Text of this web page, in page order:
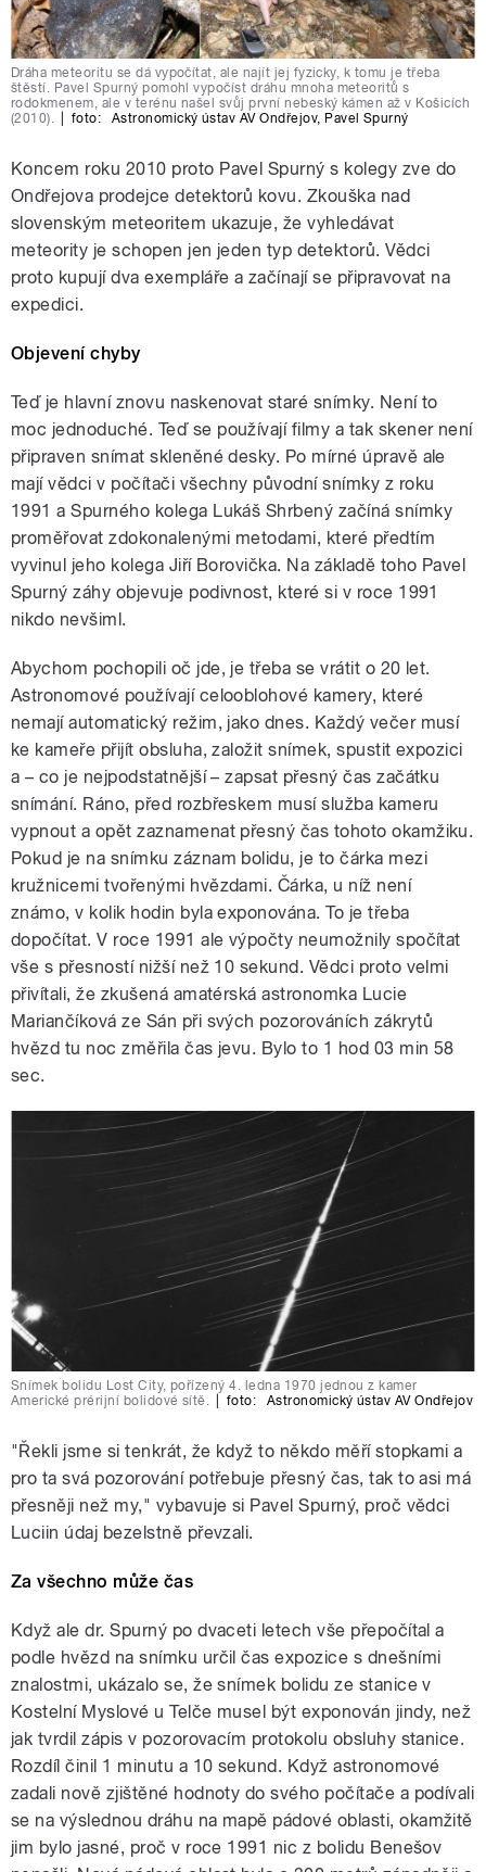
Dráha meteoritu se dá vypočítat, ale najít jej fyzicky, k tomu je třeba
štěstí. Pavel Spurný pomohl vypočíst dráhu mnoha meteoritů s
rodokmenem, ale v terénu našel svůj první nebeský kámen až v Košicích
(2010).
foto: Astronomický ústav AV Ondřejov,Pavel Spurný
Koncem roku 2010 proto Pavel Spurný s kolegy zve do
Ondřejova prodejce detektorů kovu. Zkouška nad
slovenským meteoritem ukazuje, že vyhledávat
meteority je schopen jen jeden typ detektorů. Vědci
proto kupují dva exempláře a začínají se připravovat na
expedici.
Objevení chyby
Teď je hlavní znovu naskenovat staré snímky. Není to
moc jednoduché. Teď se používají filmy a tak skener není
připraven snímat skleněné desky. Po mírné úpravě ale
mají vědci v počítači všechny původní snímky z roku
1991 a Spurného kolega Lukáš Shrbený začíná snímky
proměřovat zdokonalenými metodami, které předtím
vyvinul jeho kolega Jiří Borovička. Na základě toho Pavel
Spurný záhy objevuje podivnost, které si v roce 1991
nikdo nevšiml.
Abychom pochopili oč jde, je třeba se vrátit o 20 let.
Astronomové používají celooblohové kamery, které
nemají automatický režim, jako dnes. Každý večer musí
ke kameře přijít obsluha, založit snímek, spustit expozici
a – co je nejpodstatnější – zapsat přesný čas začátku
snímání. Ráno, před rozbřeskem musí služba kameru
vypnout a opět zaznamenat přesný čas tohoto okamžiku.
Pokud je na snímku záznam bolidu, je to čárka mezi
kružnicemi tvořenými hvězdami. Čárka, u níž není
známo, v kolik hodin byla exponována. To je třeba
dopočítat. V roce 1991 ale výpočty neumožnily spočítat
vše s přesností nižší než 10 sekund. Vědci proto velmi
přivítali, že zkušená amatérská astronomka Lucie
Mariančíková ze Sán při svých pozorováních zákrytů
hvězd tu noc změřila čas jevu. Bylo to 1 hod 03 min 58
sec.
Snímek bolidu Lost City, pořízený 4. ledna 1970 jednou z kamer
Americké prérijní bolidové sítě.
foto: Astronomický ústav AV Ondřejov
"Řekli jsme si tenkrát, že když to někdo měří stopkami a
pro ta svá pozorování potřebuje přesný čas, tak to asi má
přesněji než my," vybavuje si Pavel Spurný, proč vědci
Luciin údaj bezelstně převzali.
Za všechno může čas
Když ale dr. Spurný po dvaceti letech vše přepočítal a
podle hvězd na snímku určil čas expozice s dnešními
znalostmi, ukázalo se, že snímek bolidu ze stanice v
Kostelní Myslové u Telče musel být exponován jindy, než
jak tvrdil zápis v pozorovacím protokolu obsluhy stanice.
Rozdíl činil 1 minutu a 10 sekund. Když astronomové
zadali nově zjištěné hodnoty do svého počítače a podívali
se na výslednou dráhu na mapě pádové oblasti, okamžitě
jim bylo jasné, proč v roce 1991 nic z bolidu Benešov